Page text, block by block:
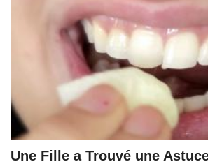
Une Fille a Trouvé une